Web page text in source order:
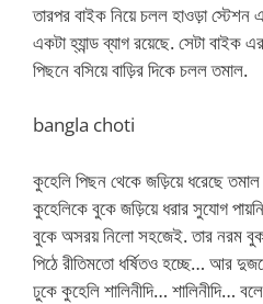
তারপর বাইক নিয়ে চলল হাওড়া স্টেশন
একটা হ্যান্ড ব্যাগ রয়েছে. সেটা বাইক
পিছনে বসিয়ে বাড়ির দিকে চলল তমাল.
bangla choti
কুহেলি পিছন থেকে জড়িয়ে ধরেছে
কুহেলিকে বুকে জড়িয়ে ধরার সুযোগ
বুকে অসরয় নিলো সহজেই. তার নরম
পিঠে রীতিমতো ধর্ষিতও হচ্ছে… আর
ঢুকে কুহেলি শালিনীদি… শালিনীদি…